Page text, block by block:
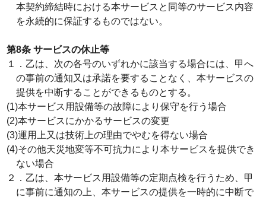
本契約締結時における本サービスと同等のサービス内容
を永続的に保証するものではない。
第8条 サービスの休止等
１．乙は、次の各号のいずれかに該当する場合には、甲へ
の事前の通知又は承諾を要することなく、本サービスの
提供を中断することができるものとする。
(1)本サービス用設備等の故障により保守を行う場合
(2)本サービスにかかるサービスの変更
(3)運用上又は技術上の理由でやむを得ない場合
(4)その他天災地変等不可抗力により本サービスを提供でき
ない場合
２．乙は、本サービス用設備等の定期点検を行うため、甲
に事前に通知の上、本サービスの提供を一時的に中断で